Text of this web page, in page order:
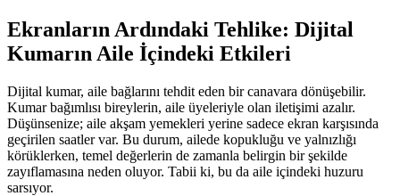
Ekranların Ardındaki Tehlike: Dijital
Kumarın Aile İçindeki Etkileri
Dijital kumar, aile bağlarını tehdit eden bir canavara dönüşebilir.
Kumar bağımlısı bireylerin, aile üyeleriyle olan iletişimi azalır.
Düşünsenize; aile akşam yemekleri yerine sadece ekran karşısında
geçirilen saatler var. Bu durum, ailede kopukluğu ve yalnızlığı
körüklerken, temel değerlerin de zamanla belirgin bir şekilde
zayıflamasına neden oluyor. Tabii ki, bu da aile içindeki huzuru
sarsıyor.